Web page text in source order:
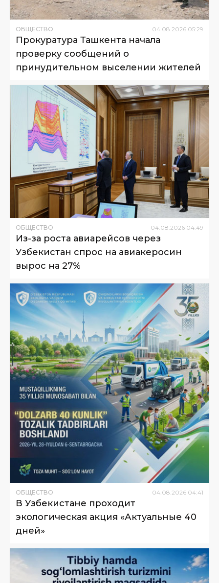
ОБЩЕСТВО 04 08 2026 05:29
Прокуратура Ташкента начала
проверку сообщений о
принудительном выселении жителей
ОБЩЕСТВО 04.08.2026 04:49
Из-за роста авиарейсов через
Узбекистан спрос на авиакеросин
вырос на 27%
ОБЩЕСТВО 04.08.2026 04:41
В Узбекистане проходит
экологическая акция «Актуальные 40
дней»